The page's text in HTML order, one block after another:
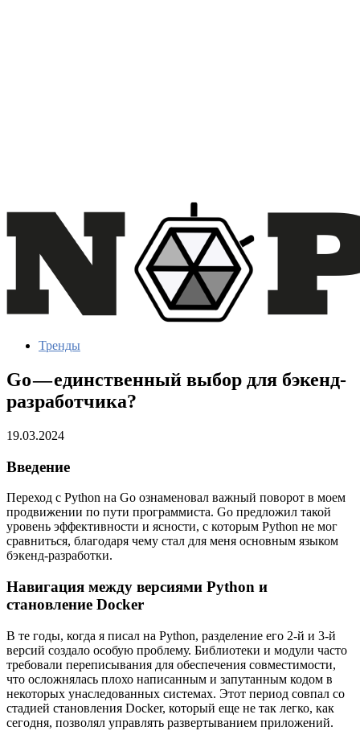
Тренды
Go — единственный выбор для бэкенд-
разработчика?
19.03.2024
Введение
Переход с Python на Go ознаменовал важный поворот в моем
продвижении по пути программиста. Go предложил такой
уровень эффективности и ясности, с которым Python не мог
сравниться, благодаря чему стал для меня основным языком
бэкенд-разработки.
Навигация между версиями Python и
становление Docker
В те годы, когда я писал на Python, разделение его 2-й и 3-й
версий создало особую проблему. Библиотеки и модули часто
требовали переписывания для обеспечения совместимости,
что осложнялась плохо написанным и запутанным кодом в
некоторых унаследованных системах. Этот период совпал со
стадией становления Docker, который еще не так легко, как
сегодня, позволял управлять развертыванием приложений.